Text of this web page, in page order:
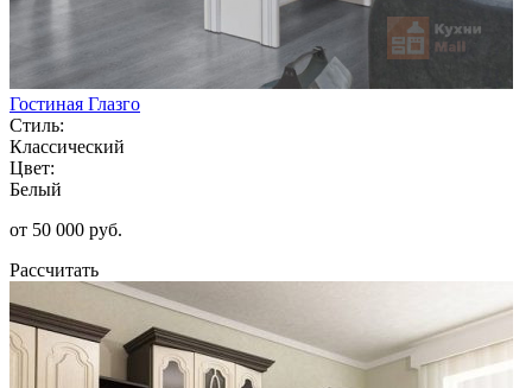
Гостиная Глазго
Стиль:
Классический
Цвет:
Белый
от 50 000 руб.
Рассчитать